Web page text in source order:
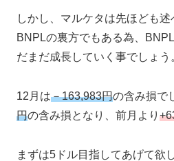
しかし、マルケタは先ほども
BNPLの裏方でもある為、
だまだ成長していく事でしょう
12月は－163,983円の含み損で
円の含み損となり、前月より
まずは5ドル目指してあげて欲